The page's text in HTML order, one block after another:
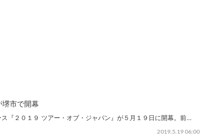
堺市で開幕
『２０１９ ツアー・オブ・ジャパン』が５月１９日に開幕。前…
2019.5.19 06:00